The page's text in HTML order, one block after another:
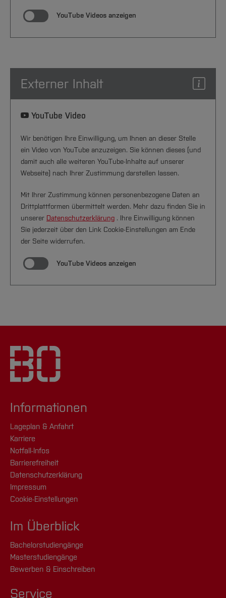
YouTube Videos anzeigen
Externer Inhalt
YouTube Video
Wir benötigen Ihre Einwilligung, um Ihnen an dieser Stelle
ein Video von YouTube anzuzeigen. Sie können dieses (und
damit auch alle weiteren YouTube-Inhalte auf unserer
Webseite) nach Ihrer Zustimmung darstellen lassen.
Mit Ihrer Zustimmung können personenbezogene Daten an
Drittplattformen übermittelt werden. Mehr dazu finden Sie in
unserer Datenschutzerklärung . Ihre Einwilligung können
Sie jederzeit über den Link Cookie-Einstellungen am Ende
der Seite widerrufen.
YouTube Videos anzeigen
Informationen
Lageplan & Anfahrt
Karriere
Notfall-Infos
Barrierefreiheit
Datenschutzerklärung
Impressum
Cookie-Einstellungen
Im Überblick
Bachelorstudiengänge
Masterstudiengänge
Bewerben & Einschreiben
Service